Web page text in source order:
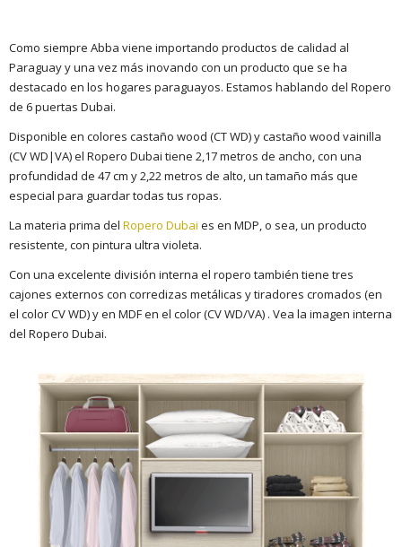
Como siempre Abba viene importando productos de calidad al
Paraguay y una vez más inovando con un producto que se ha
destacado en los hogares paraguayos. Estamos hablando del Ropero
de 6 puertas Dubai.
Disponible en colores castaño wood (CT WD) y castaño wood vainilla
(CV WD|VA) el Ropero Dubai tiene 2,17 metros de ancho, con una
profundidad de 47 cm y 2,22 metros de alto, un tamaño más que
especial para guardar todas tus ropas.
La materia prima del Ropero Dubai es en MDP, o sea, un producto
resistente, con pintura ultra violeta.
Con una excelente división interna el ropero también tiene tres
cajones externos con corredizas metálicas y tiradores cromados (en
el color CV WD) y en MDF en el color (CV WD/VA) . Vea la imagen interna
del Ropero Dubai.